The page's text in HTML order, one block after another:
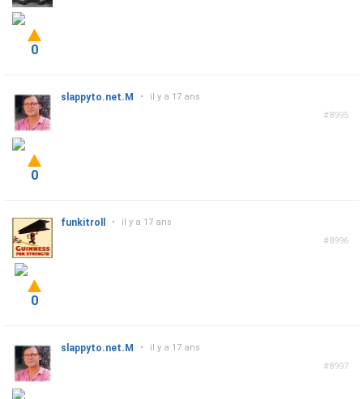
0
#8995
slappyto.net.M • il y a 17 ans
0
#8996
funkitroll • il y a 17 ans
0
#8997
slappyto.net.M • il y a 17 ans